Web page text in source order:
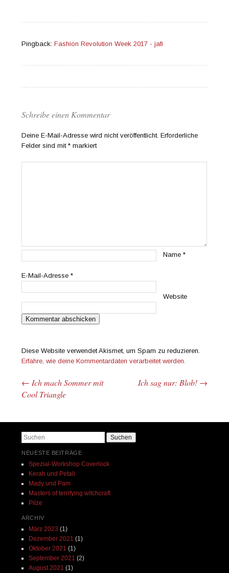
Pingback:Fashion Revolution Week 2017 - jafi
Schreibe einen Kommentar
Deine E-Mail-Adresse wird nicht veröffentlicht. Erforderliche
Felder sind mit* markiert
Name*
E-Mail-Adresse*
Website
Diese Website verwendet Akismet, um Spam zu reduzieren.
Erfahre, wie deine Kommentardaten verarbeitet werden.
Beitrags-Navigation
← Ich mach Sommer mit
Cool Triangle
Ich sag nur: Blob! →
Suchen
NEUESTE BEITRÄGE
Spezial-Workshop Coverlock
Kerah und Petali
Mady und Pam
Masters of terrifying witchcraft
Pilze
ARCHIV
März 2023 (1)
Dezember 2021 (1)
Oktober 2021 (1)
September 2021 (2)
August 2021 (1)